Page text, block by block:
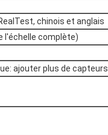
chinois et anglais
l'échelle complète)
ajouter plus de capteurs